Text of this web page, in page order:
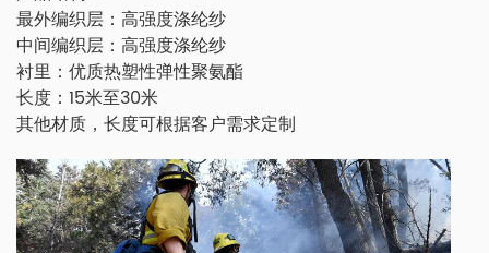
最外编织层：高强度涤纶纱
中间编织层：高强度涤纶纱
衬里：优质热塑性弹性聚氨酯
长度：15米至30米
其他材质，长度可根据客户需求定制